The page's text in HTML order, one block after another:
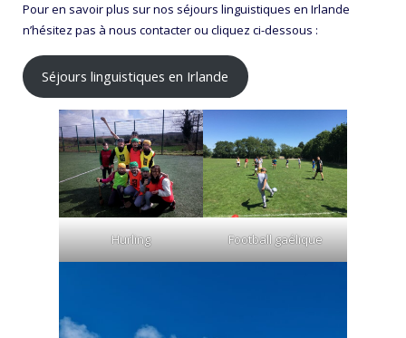
Pour en savoir plus sur nos séjours linguistiques en Irlande
n’hésitez pas à nous contacter ou cliquez ci-dessous :
Séjours linguistiques en Irlande
Hurling Football gaélique